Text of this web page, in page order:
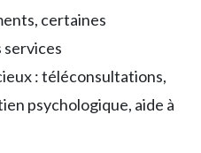
certaines
: téléconsultations,
psychologique, aide à